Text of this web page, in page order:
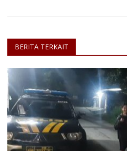
BERITA TERKAIT